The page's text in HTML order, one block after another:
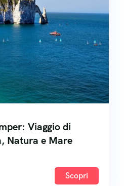
Viaggio di
Natura e Mare
Scopri